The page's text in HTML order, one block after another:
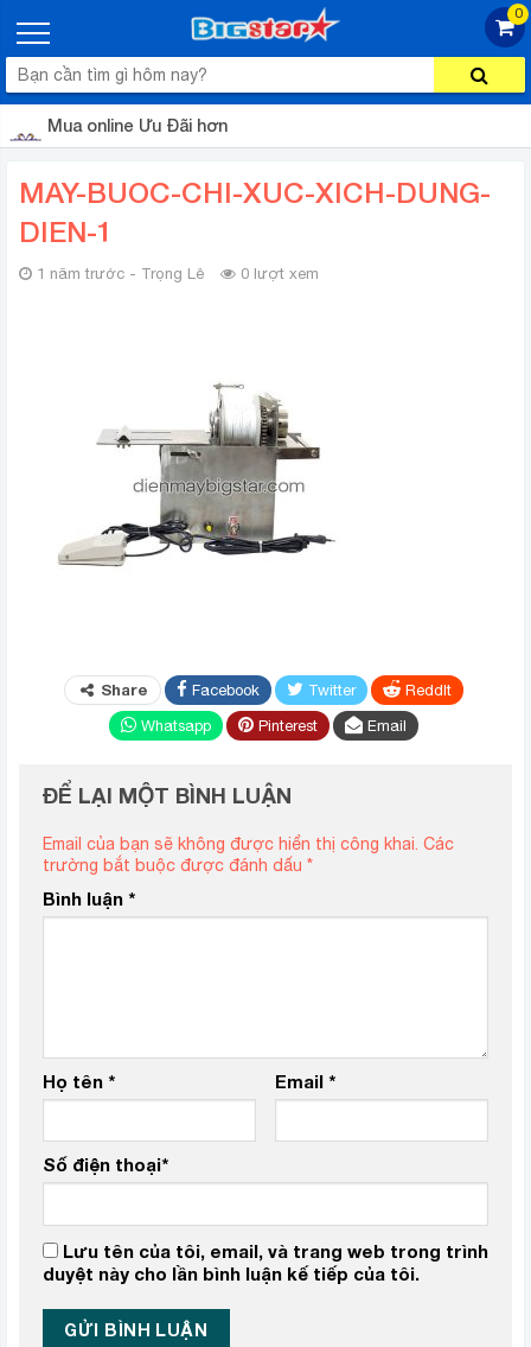
0
Mua online Ưu Đãi hơn
MAY-BUOC-CHI-XUC-XICH-DUNG-
DIEN-1
1 năm trước - Trọng Lê 0 lượt xem
Share Facebook Twitter
ReddIt
Whatsapp
Pinterest Email
ĐỂ LẠI MỘT BÌNH LUẬN
Email của bạn sẽ không được hiển thị công khai. Các
trường bắt buộc được đánh dấu *
Bình luận *
Họ tên * Email *
Số điện thoại*
Lưu tên của tôi, email, và trang web trong trình
duyệt này cho lần bình luận kế tiếp của tôi.